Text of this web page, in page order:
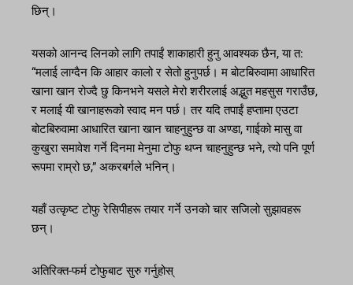
छिन्।
यसको आनन्द लिनको लागि तपाईं शाकाहारी हुनु आवश्यक छैन, या त:
“मलाई लाग्दैन कि आहार कालो र सेतो हुनुपर्छ। म बोटबिरुवामा आधारित
खाना खान रोज्दै छु किनभने यसले मेरो शरीरलाई अद्भुत महसुस गराउँछ,
र मलाई यी खानाहरूको स्वाद मन पर्छ। तर यदि तपाईं हप्तामा एउटा
बोटबिरुवामा आधारित खाना खान चाहनुहुन्छ वा अण्डा, गाईको मासु वा
कुखुरा समावेश गर्ने दिनमा मेनुमा टोफु थप्न चाहनुहुन्छ भने, त्यो पनि पूर्ण
रूपमा राम्रो छ,” अकरबर्गले भनिन्।
यहाँ उत्कृष्ट टोफु रेसिपीहरू तयार गर्ने उनको चार सजिलो सुझावहरू
छन्।
अतिरिक्त-फर्म टोफुबाट सुरु गर्नुहोस्